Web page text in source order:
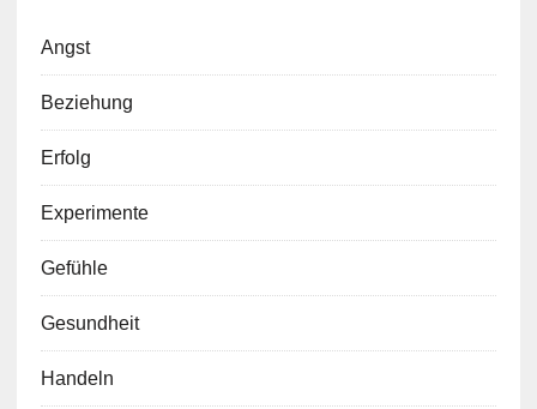
Angst
Beziehung
Erfolg
Experimente
Gefühle
Gesundheit
Handeln